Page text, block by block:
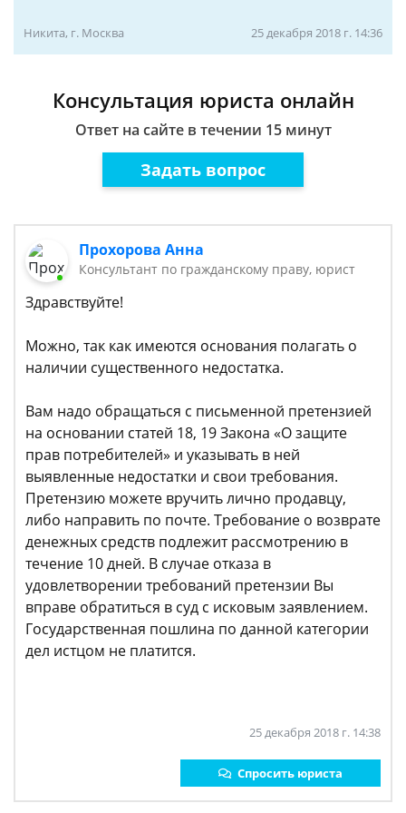
Никита, г. Москва 25 декабря 2018 г. 14:36
Консультация юриста онлайн
Ответ на сайте в течении 15 минут
Задать вопрос
Прохорова Анна
Консультант по гражданскому праву, юрист
Здравствуйте!
Можно, так как имеются основания полагать о
наличии существенного недостатка.
Вам надо обращаться с письменной претензией
на основании статей 18, 19 Закона «О защите
прав потребителей» и указывать в ней
выявленные недостатки и свои требования.
Претензию можете вручить лично продавцу,
либо направить по почте. Требование о возврате
денежных средств подлежит рассмотрению в
течение 10 дней. В случае отказа в
удовлетворении требований претензии Вы
вправе обратиться в суд с исковым заявлением.
Государственная пошлина по данной категории
дел истцом не платится.
25 декабря 2018 г. 14:38
Спросить юриста